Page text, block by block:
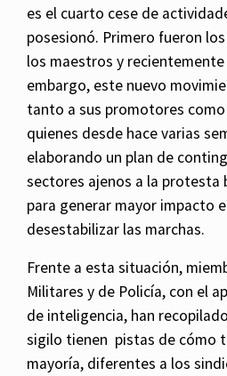
es el cuarto cese de
posesionó. Primero fueron
los maestros y recientemente
embargo, este nuevo
tanto a sus promotores
quienes desde hace varias
elaborando un plan de
sectores ajenos a la protesta
para generar mayor impacto
desestabilizar las marchas.
Frente a esta situación,
Militares y de Policía, con el
de inteligencia, han
sigilo tienen pistas de cómo
mayoría, diferentes a los